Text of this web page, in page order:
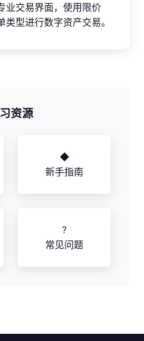
业交易界面，使用限价
型进行数字资产交易。
资源
◆
新手指南
?
常见问题